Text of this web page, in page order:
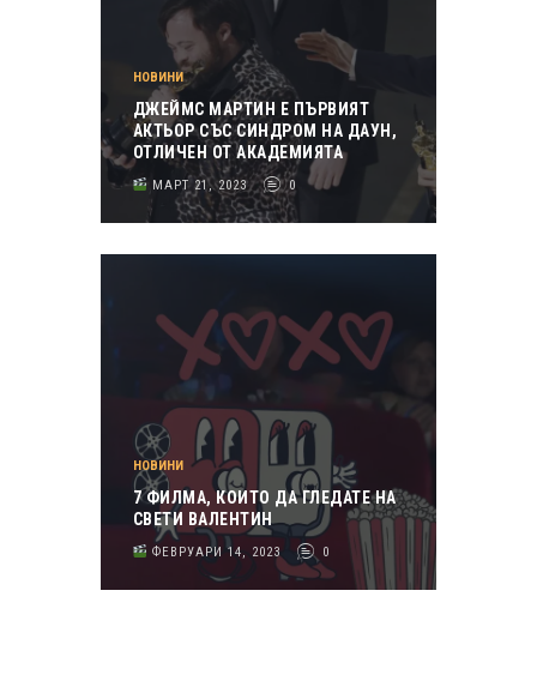
НОВИНИ
ДЖЕЙМС МАРТИН Е ПЪРВИЯТ
АКТЬОР СЪС СИНДРОМ НА ДАУН,
ОТЛИЧЕН ОТ АКАДЕМИЯТА
МАРТ 21, 2023 0
НОВИНИ
7 ФИЛМА, КОИТО ДА ГЛЕДАТЕ НА
СВЕТИ ВАЛЕНТИН
ФЕВРУАРИ 14, 2023 0